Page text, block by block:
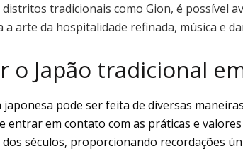
distritos tradicionais como Gion, é possível
arte da hospitalidade refinada, música e
o Japão tradicional
pode ser feita de diversas
entrar em contato com as práticas e
séculos, proporcionando recordações